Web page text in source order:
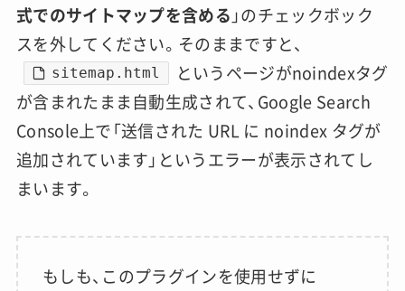
式でのサイトマップを含める 」のチェックボック
スを外してください。そのままですと、
sitemap.html
というページがnoindexタグ
が含まれたまま自動生成されて、Google Search
Console上で「送信された URL に noindex タグが
追加されています」というエラーが表示されてし
まいます。
もしも、このプラグインを使用せずに